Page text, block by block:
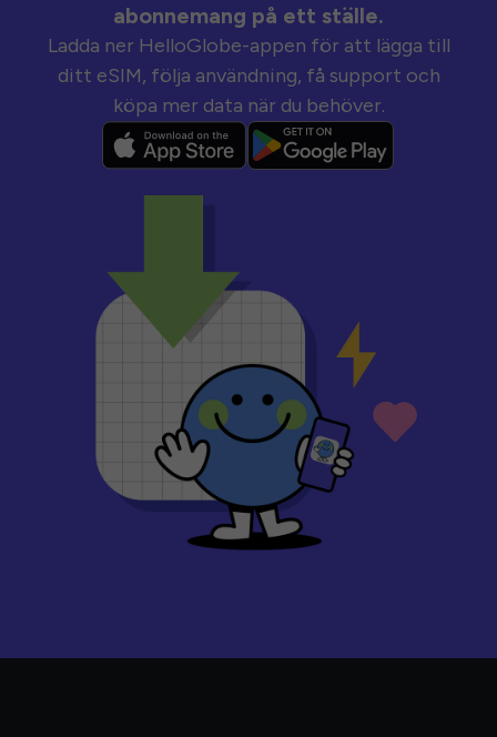
abonnemang på ett ställe.
Ladda ner HelloGlobe-appen för att lägga till
ditt eSIM, följa användning, få support och
köpa mer data när du behöver.